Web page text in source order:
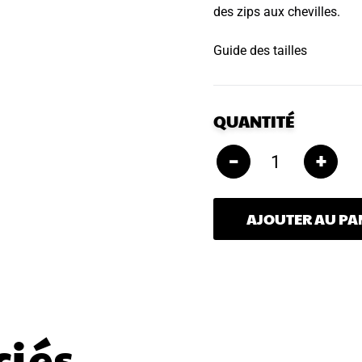
des zips aux chevilles.
Guide des tailles
QUANTITÉ
– +
AJOUTER AU